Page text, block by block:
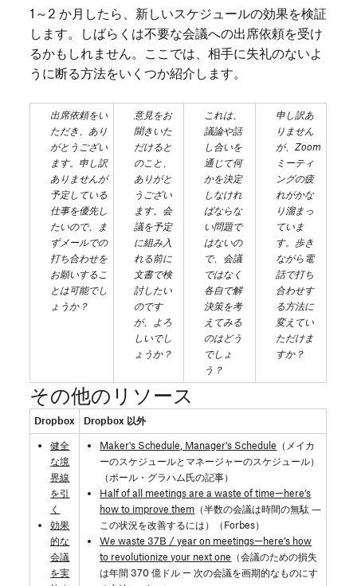
議
と
必
要
に
つ
ま
す。
1～2 か月したら、新しいスケジュールの効果を検証
します。しばらくは不要な会議への出席依頼を受け
るかもしれません。ここでは、相手に失礼のないよ
うに断る方法をいくつか紹介します。
出席依頼をい
ただき、あり
がとうござい
ます。申し訳
ありませんが
予定している
仕事を優先し
たいので、ま
ずメールでの
打ち合わせを
お願いするこ
とは可能でし
ょうか？
意見をお
聞きいた
だけると
のこと、
ありがと
うござい
ます。会
議を予定
に組み入
れる前に
文書で検
討したい
のです
が、よろ
しいでし
ょうか？
これは、
議論や話
し合いを
通じて何
かを決定
しなけれ
ばならな
い問題で
はないの
で、会議
ではなく
各自で解
決策を考
えてみる
のはどう
でしょ
う？
申し訳あ
りません
が、Zoom
ミーティ
ングの疲
れがかな
り溜まっ
ていま
す。歩き
ながら電
話で打ち
合わせす
る方法に
変えてい
ただけま
すか？
その他のリソース
Dropbox Dropbox 以外
健全
な境
界線
を引
く
効果
的な
会議
を実
Maker's Schedule, Manager's Schedule （メイカ
ーのスケジュールとマネージャーのスケジュール）
（ポール・グラハム氏の記事）
Half of all meetings are a waste of time—here’s
how to improve them （半数の会議は時間の無駄 ―
この状況を改善するには）（Forbes）
We waste 37B / year on meetings—here’s how
to revolutionize your next one （会議のための損失
は年間 370 億ドル — 次の会議を画期的なものにす